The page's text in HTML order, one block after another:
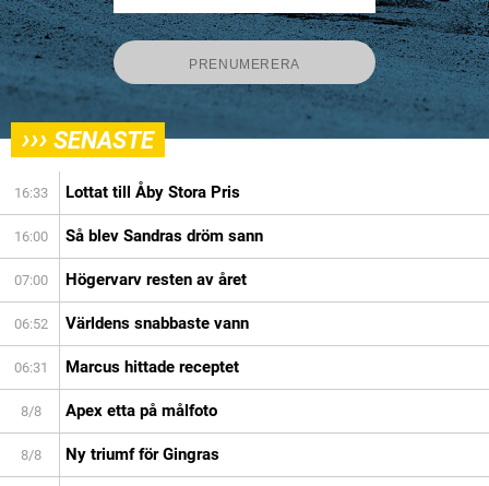
››› SENASTE
16:33 Lottat till Åby Stora Pris
16:00 Så blev Sandras dröm sann
07:00 Högervarv resten av året
06:52 Världens snabbaste vann
06:31 Marcus hittade receptet
8/8 Apex etta på målfoto
8/8 Ny triumf för Gingras